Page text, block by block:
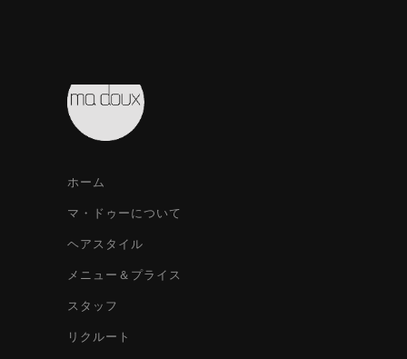
ホーム
マ・ドゥーについて
ヘアスタイル
メニュー＆プライス
スタッフ
リクルート